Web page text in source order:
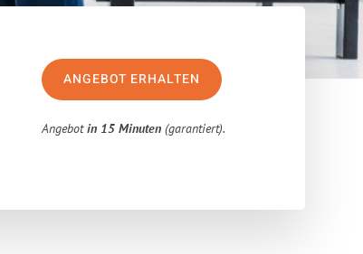
ANGEBOT ERHALTEN
Angebotin 15 Minuten (garantiert).